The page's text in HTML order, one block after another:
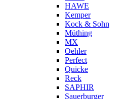
HAWE
Kemper
Kock & Sohn
Müthing
MX
Oehler
Perfect
Quicke
Reck
SAPHIR
Sauerburger